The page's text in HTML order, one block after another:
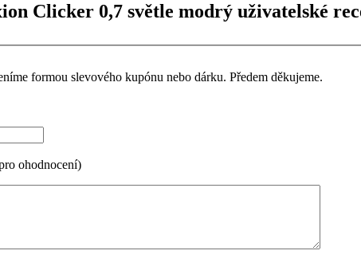
Clicker 0,7 světle modrý uživatelské
formou slevového kupónu nebo dárku. Předem děkujeme.
ohodnocení)